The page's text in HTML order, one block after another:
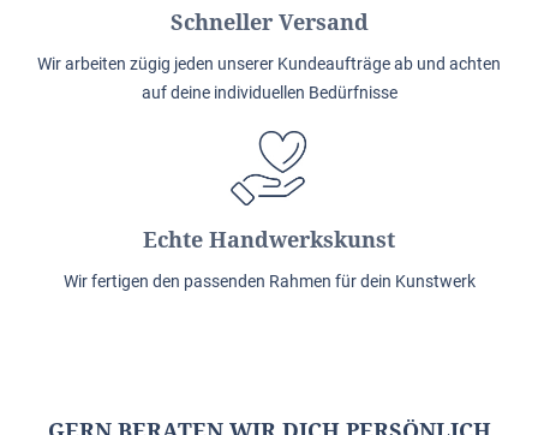
Schneller Versand
Wir arbeiten zügig jeden unserer Kundeaufträge ab und achten
auf deine individuellen Bedürfnisse
Echte Handwerkskunst
Wir fertigen den passenden Rahmen für dein Kunstwerk